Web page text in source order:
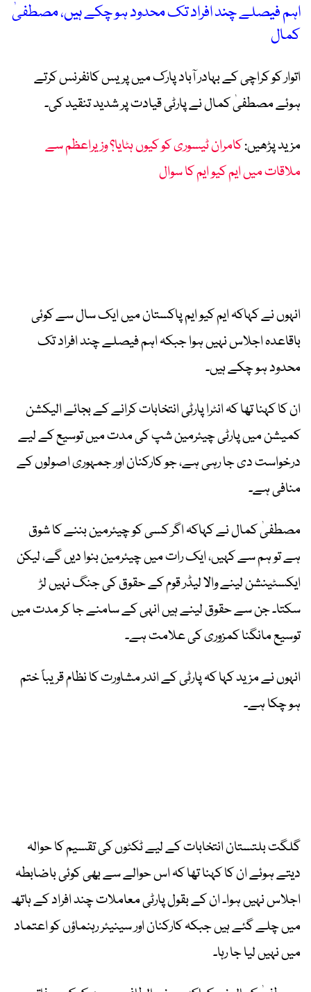
اہم فیصلے چند افراد تک محدود ہو چکے ہیں، مصطفیٰ
کمال
اتوار کو کراچی کے بہادر آباد پارک میں پریس کانفرنس کرتے
ہوئے مصطفیٰ کمال نے پارٹی قیادت پر شدید تنقید کی۔
مزید پڑھیں:کامران ٹیسوری کو کیوں ہٹایا؟ وزیراعظم سے
ملاقات میں ایم کیو ایم کا سوال
انہوں نے کہاکہ ایم کیو ایم پاکستان میں ایک سال سے کوئی
باقاعدہ اجلاس نہیں ہوا جبکہ اہم فیصلے چند افراد تک
محدود ہو چکے ہیں۔
ان کا کہنا تھا کہ انٹرا پارٹی انتخابات کرانے کے بجائے الیکشن
کمیشن میں پارٹی چیئرمین شپ کی مدت میں توسیع کے لیے
درخواست دی جا رہی ہے، جو کارکنان اور جمہوری اصولوں کے
منافی ہے۔
مصطفیٰ کمال نے کہاکہ اگر کسی کو چیئرمین بننے کا شوق
ہے تو ہم سے کہیں، ایک رات میں چیئرمین بنوا دیں گے، لیکن
ایکسٹینشن لینے والا لیڈر قوم کے حقوق کی جنگ نہیں لڑ
سکتا۔ جن سے حقوق لینے ہیں انہی کے سامنے جا کر مدت میں
توسیع مانگنا کمزوری کی علامت ہے۔
انہوں نے مزید کہا کہ پارٹی کے اندر مشاورت کا نظام قریباً ختم
ہو چکا ہے۔
گلگت بلتستان انتخابات کے لیے ٹکٹوں کی تقسیم کا حوالہ
دیتے ہوئے ان کا کہنا تھا کہ اس حوالے سے بھی کوئی باضابطہ
اجلاس نہیں ہوا۔ ان کے بقول پارٹی معاملات چند افراد کے ہاتھ
میں چلے گئے ہیں جبکہ کارکنان اور سینیئر رہنماؤں کو اعتماد
میں نہیں لیا جا رہا۔